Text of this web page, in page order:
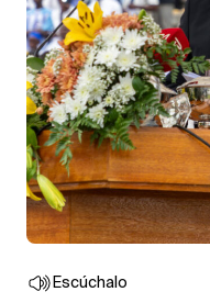
Escúchalo